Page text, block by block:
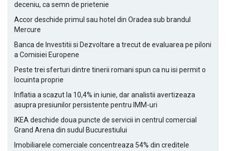
deceniu, ca semn de prietenie
Accor deschide primul sau hotel din Oradea sub brandul
Mercure
Banca de Investitii si Dezvoltare a trecut de evaluarea pe piloni
a Comisiei Europene
Peste trei sferturi dintre tinerii romani spun ca nu isi permit o
locuinta proprie
Inflatia a scazut la 10,4% in iunie, dar analistii avertizeaza
asupra presiunilor persistente pentru IMM-uri
IKEA deschide doua puncte de servicii in centrul comercial
Grand Arena din sudul Bucurestiului
Imobiliarele comerciale concentreaza 54% din creditele